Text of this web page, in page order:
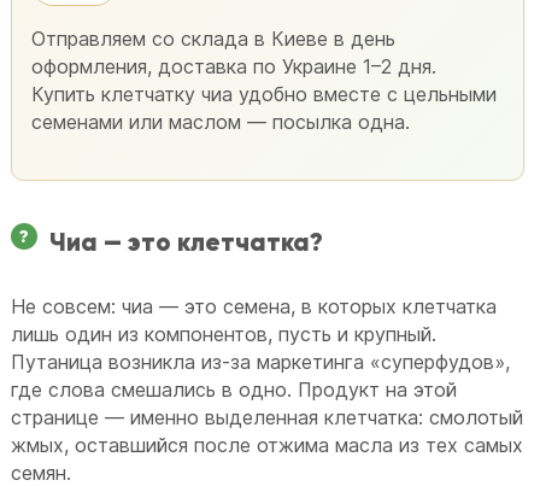
Отправляем со склада в Киеве в день
оформления, доставка по Украине 1–2 дня.
Купить клетчатку чиа удобно вместе с цельными
семенами или маслом — посылка одна.
Чиа — это клетчатка?
Не совсем: чиа — это семена, в которых клетчатка
лишь один из компонентов, пусть и крупный.
Путаница возникла из-за маркетинга «суперфудов»,
где слова смешались в одно. Продукт на этой
странице — именно выделенная клетчатка: смолотый
жмых, оставшийся после отжима масла из тех самых
семян.